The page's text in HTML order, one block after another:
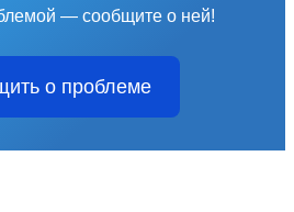
— сообщите о ней!
о проблеме